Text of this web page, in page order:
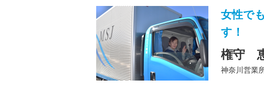
女性で
す！
権守
神奈川営業